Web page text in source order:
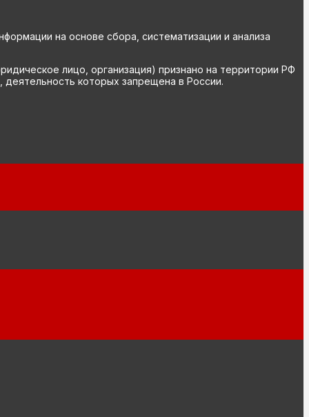
на основе сбора, систематизации и анализа
лицо, организация) признано на территории РФ
которых запрещена в России.